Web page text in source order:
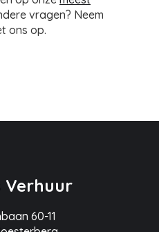
vragen? Neem
ons op.
Verhuur
60-11